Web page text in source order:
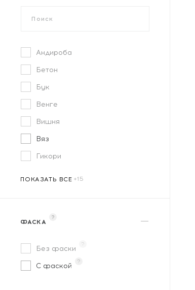
Андироба
Бетон
Бук
Венге
Вишня
Вяз
Гикори
ПОКАЗАТЬ ВСЕ
ФАСКА
?
Без фаски
?
С фаской
?